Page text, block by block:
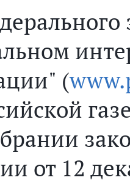
(
от 12